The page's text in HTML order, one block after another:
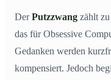
DerPutzzwang zählt
das für Obsessive
Gedanken werden
kompensiert. Jedoch